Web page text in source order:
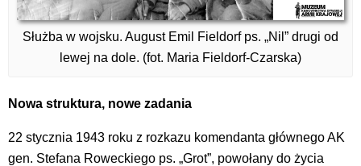
Służba w wojsku. August Emil Fieldorf ps. „Nil” drugi od
lewej na dole. (fot. Maria Fieldorf-Czarska)
Nowa struktura, nowe zadania
22 stycznia 1943 roku z rozkazu komendanta głównego AK
gen. Stefana Roweckiego ps. „Grot”, powołany do życia